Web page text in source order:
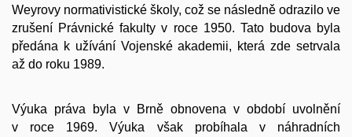
Weyrovy normativistické školy, což se následně odrazilo ve
zrušení Právnické fakulty v roce 1950. Tato budova byla
předána k užívání Vojenské akademii, která zde setrvala
až do roku 1989.
Výuka práva byla v Brně obnovena v období uvolnění
v roce 1969. Výuka však probíhala v náhradních